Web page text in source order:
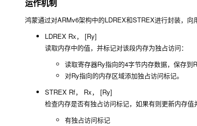
运作机制
鸿蒙通过对ARMv6架构中的LDREX和STREX进行封装，向
LDREX Rx， [Ry]
读取内存中的值，并标记对该段内存为独占访问：
读取寄存器Ry指向的4字节内存数据，保存到
对Ry指向的内存区域添加独占访问标记。
STREX Rf， Rx， [Ry]
检查内存是否有独占访问标记，如果有则更新内存值
有独占访问标记